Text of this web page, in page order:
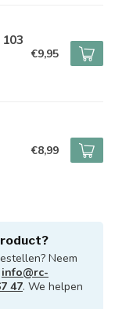
€9,95
€8,99
Neem
info@rc-
47. We helpen